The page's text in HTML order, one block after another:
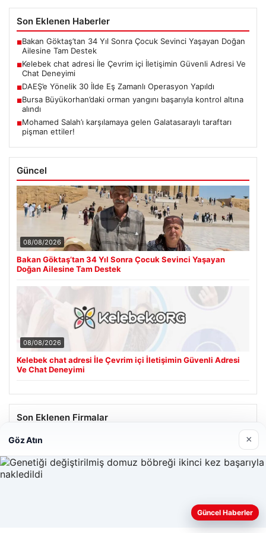
Son Eklenen Haberler
■Bakan Göktaş’tan 34 Yıl Sonra Çocuk Sevinci Yaşayan Doğan
Ailesine Tam Destek
■Kelebek chat adresi İle Çevrim içi İletişimin Güvenli Adresi Ve
Chat Deneyimi
■DAEŞ’e Yönelik 30 İlde Eş Zamanlı Operasyon Yapıldı
■Bursa Büyükorhan’daki orman yangını başarıyla kontrol altına
alındı
■Mohamed Salah’ı karşılamaya gelen Galatasaraylı taraftarı
pişman ettiler!
Güncel
08/08/2026
Bakan Göktaş’tan 34 Yıl Sonra Çocuk Sevinci Yaşayan
Doğan Ailesine Tam Destek
08/08/2026
Kelebek chat adresi İle Çevrim içi İletişimin Güvenli Adresi
Ve Chat Deneyimi
Son Eklenen Firmalar
Web sitemizi nasıl kullandığınızı daha iyi anlayabilmek,
Göz Atın ×
Güncel Haberler